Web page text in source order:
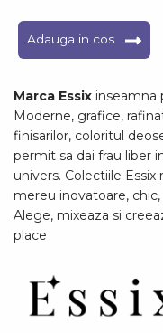
Adauga in cos
Marca Essix inseamna
Moderne, grafice,
finisarilor, coloritul
permit sa dai frau liber
univers. Colectiile
mereu inovatoare, chic,
Alege, mixeaza si
place